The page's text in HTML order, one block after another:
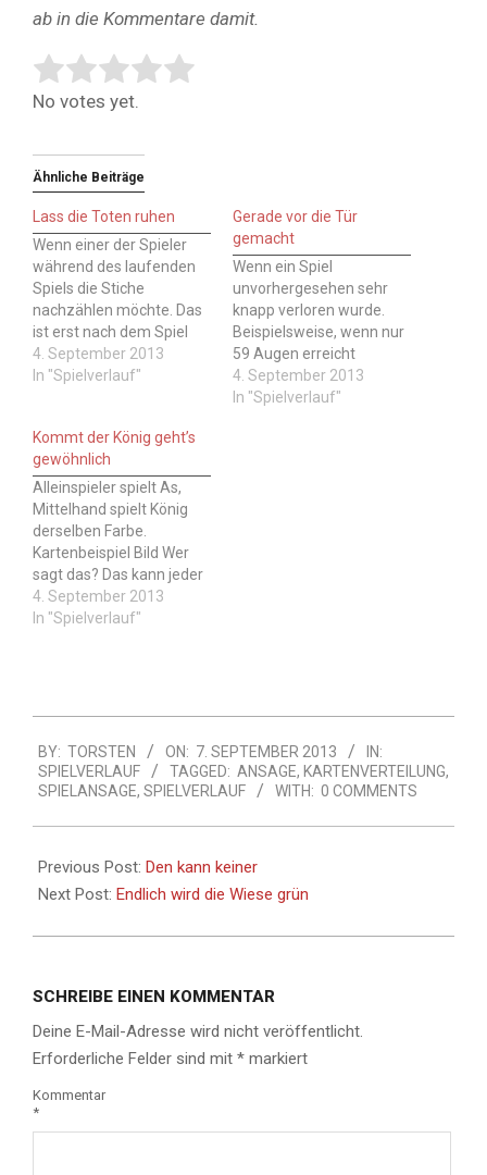
ab in die Kommentare damit.
Rate this item:
Submit Rating
No votes yet.
Ähnliche Beiträge
Lass die Toten ruhen
Wenn einer der Spieler
während des laufenden
Spiels die Stiche
nachzählen möchte. Das
ist erst nach dem Spiel
beim Auszählen erlaubt.
Wer sagt das? Das kann
Runde nachzählen
möchte. Hinweis: Wie
immer beim Skat ist auch
bei diesem Spruch
Vorsicht geboten,…
4. September 2013
In "Spielverlauf"
Gerade vor die Tür
gemacht
Wenn ein Spiel
unvorhergesehen sehr
knapp verloren wurde.
Beispielsweise, wenn nur
59 Augen erreicht
wurden. Wer sagt das?
Der Verlierer nach dem
4. September 2013
In "Spielverlauf"
Kommt der König geht’s
gewöhnlich
Alleinspieler spielt As,
Mittelhand spielt König
derselben Farbe.
Kartenbeispiel Bild Wer
sagt das? Das kann jeder
sagen, wenn die
entsprechenden Karten
Ablenkung, Bluff oder
Taktik verwendet werden.
Wie kann man antworten
4. September 2013
In "Spielverlauf"
09-
07
BY: TORSTEN ON: 7. SEPTEMBER 2013
IN:
SPIELVERLAUF
TAGGED: ANSAGE, KARTENVERTEILUNG,
SPIELANSAGE, SPIELVERLAUF WITH: 0 COMMENTS
Previous Post: Den kann keiner
Next Post: Endlich wird die Wiese grün
SCHREIBE EINEN KOMMENTAR
Deine E-Mail-Adresse wird nicht veröffentlicht.
Erforderliche Felder sind mit * markiert
Kommentar
*